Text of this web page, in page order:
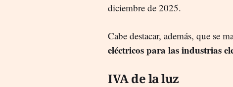
diciembre de 2025.
Cabe destacar, además, que se
eléctricos para las industrias
IVA de la luz